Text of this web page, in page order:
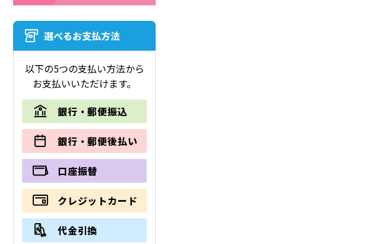
選べるお支払方法
以下の5つの支払い方法から
お支払いいただけます。
銀行・郵便振込
銀行・郵便後払い
口座振替
クレジットカード
代金引換